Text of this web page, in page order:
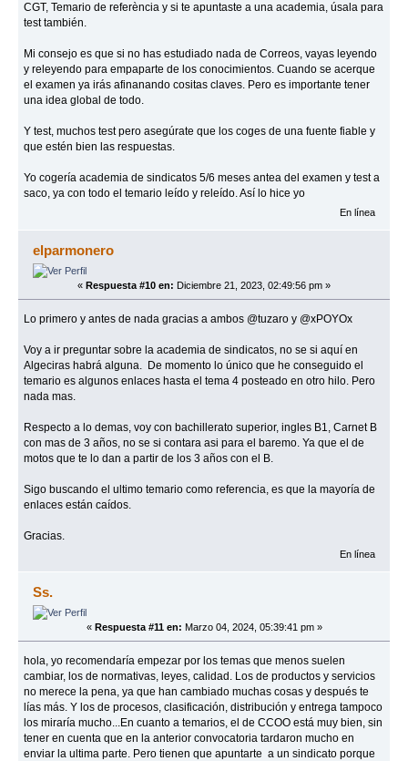
CGT, Temario de referència y si te apuntaste a una academia, úsala para
test también.
Mi consejo es que si no has estudiado nada de Correos, vayas leyendo
y releyendo para empaparte de los conocimientos. Cuando se acerque
el examen ya irás afinanando cositas claves. Pero es importante tener
una idea global de todo.
Y test, muchos test pero asegúrate que los coges de una fuente fiable y
que estén bien las respuestas.
Yo cogería academia de sindicatos 5/6 meses antea del examen y test a
saco, ya con todo el temario leído y releído. Así lo hice yo
En línea
elparmonero
« Respuesta #10 en: Diciembre 21, 2023, 02:49:56 pm »
Lo primero y antes de nada gracias a ambos @tuzaro y @xPOYOx
Voy a ir preguntar sobre la academia de sindicatos, no se si aquí en
Algeciras habrá alguna. De momento lo único que he conseguido el
temario es algunos enlaces hasta el tema 4 posteado en otro hilo. Pero
nada mas.
Respecto a lo demas, voy con bachillerato superior, ingles B1, Carnet B
con mas de 3 años, no se si contara asi para el baremo. Ya que el de
motos que te lo dan a partir de los 3 años con el B.
Sigo buscando el ultimo temario como referencia, es que la mayoría de
enlaces están caídos.
Gracias.
En línea
Ss.
« Respuesta #11 en: Marzo 04, 2024, 05:39:41 pm »
hola, yo recomendaría empezar por los temas que menos suelen
cambiar, los de normativas, leyes, calidad. Los de productos y servicios
no merece la pena, ya que han cambiado muchas cosas y después te
lías más. Y los de procesos, clasificación, distribución y entrega tampoco
los miraría mucho...En cuanto a temarios, el de CCOO está muy bien, sin
tener en cuenta que en la anterior convocatoria tardaron mucho en
enviar la ultima parte. Pero tienen que apuntarte a un sindicato porque